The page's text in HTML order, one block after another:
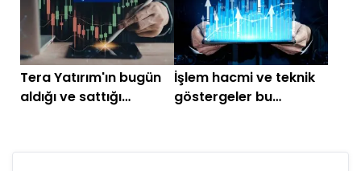
Tera Yatırım'ın bugün
aldığı ve sattığı
İşlem hacmi ve teknik
göstergeler bu